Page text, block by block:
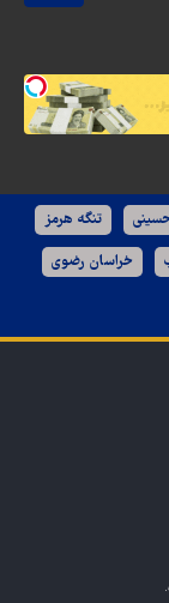
تنگه هرمز
خراسان رضوی